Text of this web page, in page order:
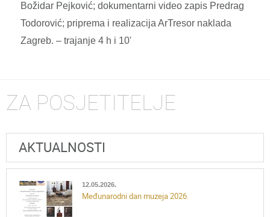
Božidar Pejković; dokumentarni video zapis Predrag
Todorović; priprema i realizacija ArTresor naklada
Zagreb. – trajanje 4 h i 10'
ZA POSJETITELJE
AKTUALNOSTI
12.05.2026.
Međunarodni dan muzeja 2026.